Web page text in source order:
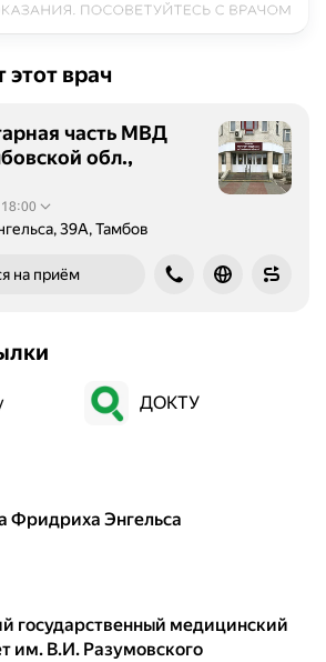
этот врач
часть МВД
обл.,
39А, Тамбов
на приём
ДОКТУ
Фридриха Энгельса
им. В.И. Разумовского